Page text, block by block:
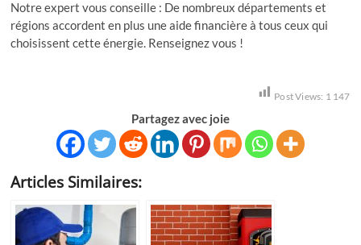
Notre expert vous conseille : De nombreux départements et
régions accordent en plus une aide financière à tous ceux qui
choisissent cette énergie. Renseignez vous !
Post Views: 1 147
Partagez avec joie
Articles Similaires: